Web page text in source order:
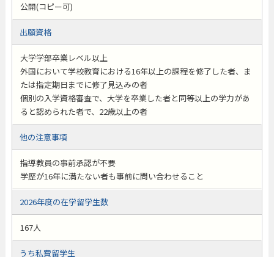
公開(コピー可)
出願資格
大学学部卒業レベル以上
外国において学校教育における16年以上の課程を修了した者、ま
たは指定期日までに修了見込みの者
個別の入学資格審査で、大学を卒業した者と同等以上の学力があ
ると認められた者で、22歳以上の者
他の注意事項
指導教員の事前承認が不要
学歴が16年に満たない者も事前に問い合わせること
2026年度の在学留学生数
167人
うち私費留学生